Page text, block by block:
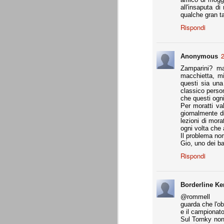
all'insaputa di
qualche gran
Rispondi
Anonymous
Zamparini?
macchietta,
questi sia
classico
che questi
Per moratti
giornalmente
lezioni di
ogni volta che
Il problema
Gio, uno dei
Rispondi
Borderline
@rommell
guarda che
e il
Sul Tornky
- coppa Italia: elim. quarti finale
- Europa League: elim. gironi (senza
La Juventus vince la sua settima
questa competizione. Staccato
Una prova di forza che aiuta
Un bosniaco e un croato
Ci sono un bosniaco e un
sono un bosniaco e un croato...
un bosniaco e un croato... Hanno la
Giocavano entrambi in squadre
Precisiamo che ad essere state
Giraudo e agli altri imputati che
Precisiamo inoltre che non ci
dell'avvocato Catalanotti, prontamente